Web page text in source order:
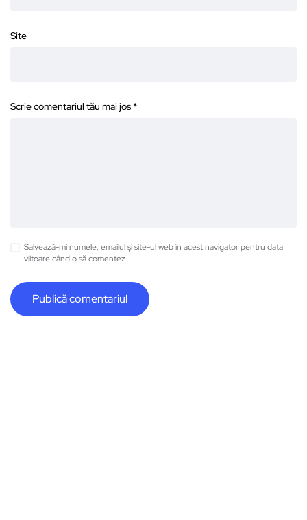
Site
Scrie comentariul tău mai jos *
Salvează-mi numele, emailul și site-ul web în acest navigator pentru data
viitoare când o să comentez.